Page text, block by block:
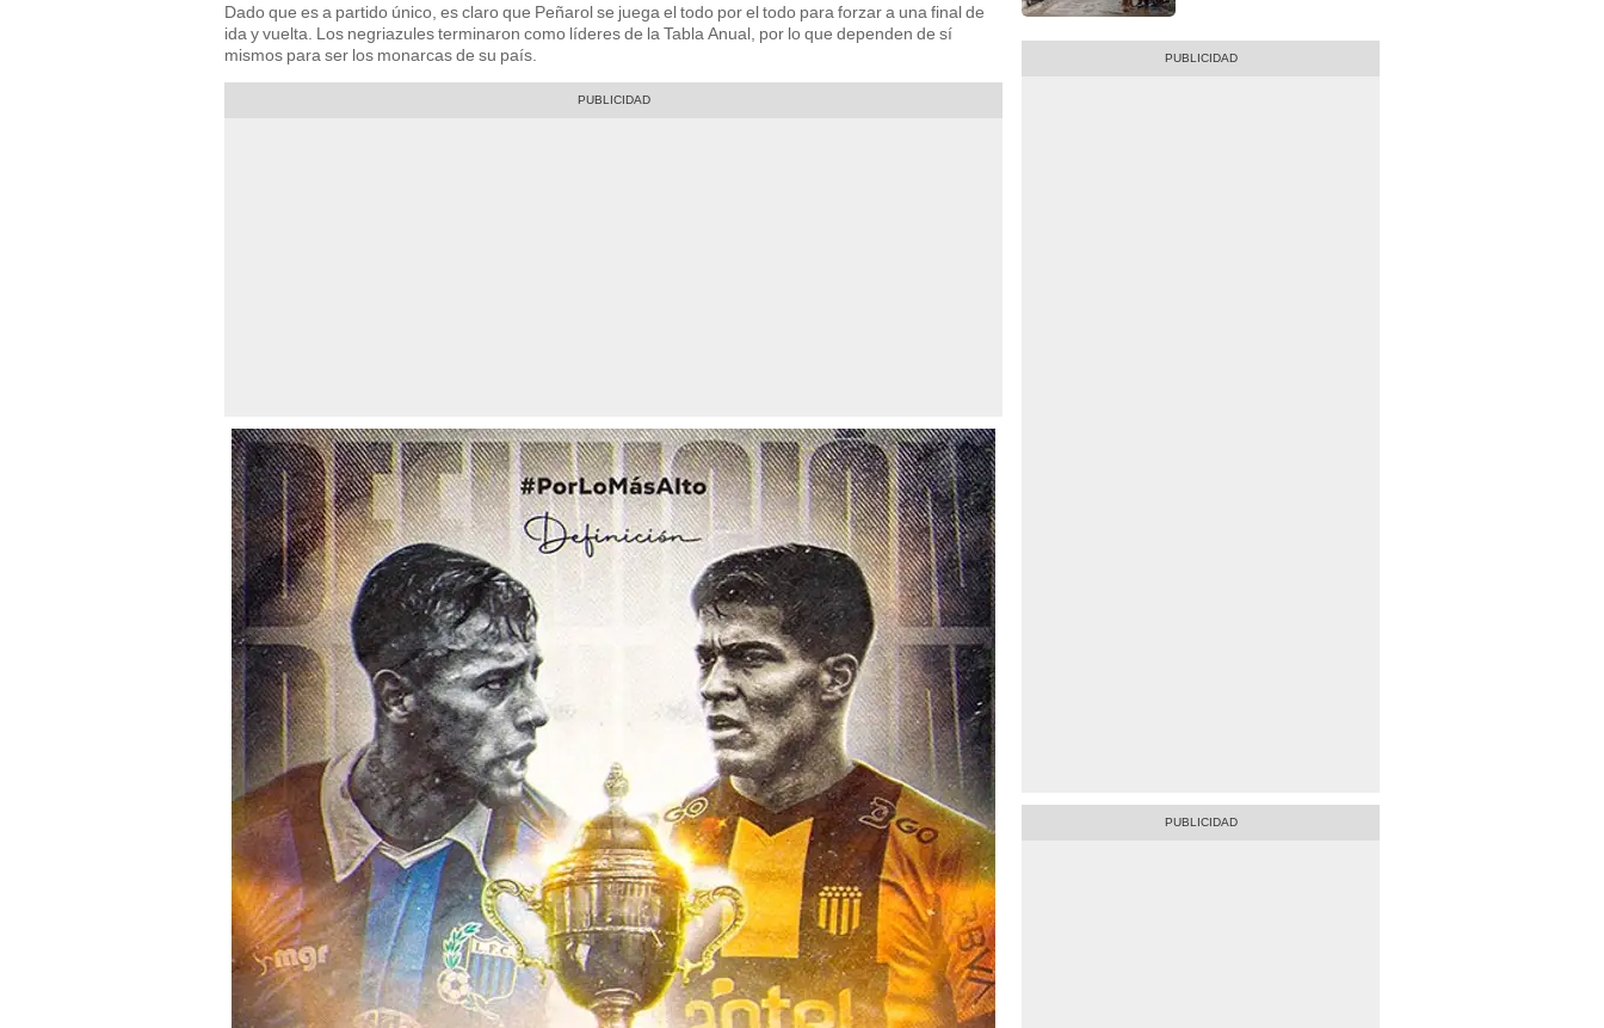
Dado que es a partido único, es claro que Peñarol se juega el todo por el todo para forzar a una final de
ida y vuelta. Los negriazules terminaron como líderes de la Tabla Anual, por lo que dependen de sí
mismos para ser los monarcas de su país.